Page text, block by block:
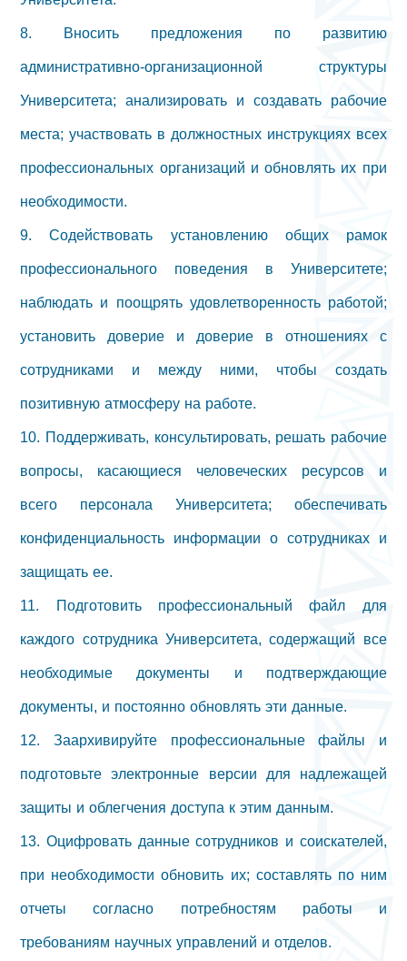
8. Вносить предложения по развитию
административно-организационной структуры
Университета; анализировать и создавать рабочие
места; участвовать в должностных инструкциях всех
профессиональных организаций и обновлять их при
необходимости.
9. Содействовать установлению общих рамок
профессионального поведения в Университете;
наблюдать и поощрять удовлетворенность работой;
установить доверие и доверие в отношениях с
сотрудниками и между ними, чтобы создать
позитивную атмосферу на работе.
10. Поддерживать, консультировать, решать рабочие
вопросы, касающиеся человеческих ресурсов и
всего персонала Университета; обеспечивать
конфиденциальность информации о сотрудниках и
защищать ее.
11. Подготовить профессиональный файл для
каждого сотрудника Университета, содержащий все
необходимые документы и подтверждающие
документы, и постоянно обновлять эти данные.
12. Заархивируйте профессиональные файлы и
подготовьте электронные версии для надлежащей
защиты и облегчения доступа к этим данным.
13. Оцифровать данные сотрудников и соискателей,
при необходимости обновить их; составлять по ним
отчеты согласно потребностям работы и
требованиям научных управлений и отделов.